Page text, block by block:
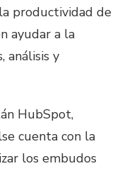
productividad de
ayudar a la
análisis y
HubSpot,
cuenta con la
los embudos